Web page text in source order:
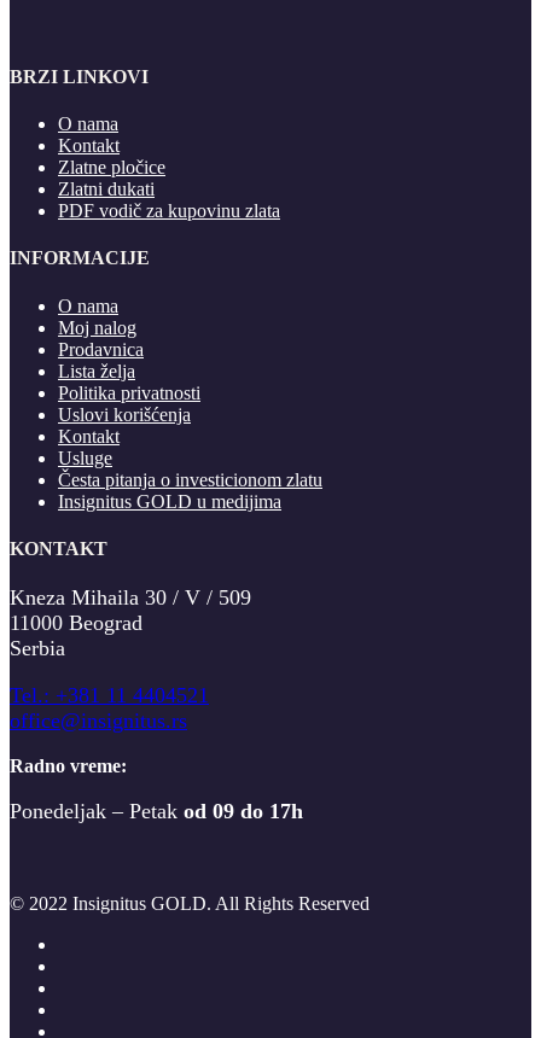
BRZI LINKOVI
O nama
Kontakt
Zlatne pločice
Zlatni dukati
PDF vodič za kupovinu zlata
INFORMACIJE
O nama
Moj nalog
Prodavnica
Lista želja
Politika privatnosti
Uslovi korišćenja
Kontakt
Usluge
Česta pitanja o investicionom zlatu
Insignitus GOLD u medijima
KONTAKT
Kneza Mihaila 30 / V / 509
11000 Beograd
Serbia
Tel.: +381 11 4404521
office@insignitus.rs
Radno vreme:
Ponedeljak – Petak od 09 do 17h
© 2022 Insignitus GOLD. All Rights Reserved